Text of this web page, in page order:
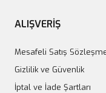
ALIŞVERİŞ
Mesafeli Satış
Gizlilik ve Güvenlik
İptal ve İade Şartları